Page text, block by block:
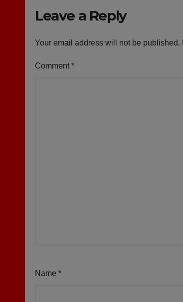
Leave a Reply
Your email address will not be published.
Comment *
Name *